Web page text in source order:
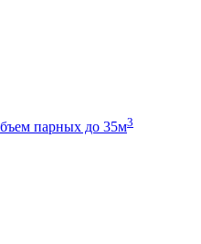
парных до 35м3